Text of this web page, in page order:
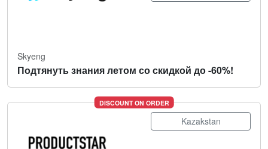
Skyeng
Подтянуть знания летом со скидкой до -60%!
DISCOUNT ON ORDER
Kazakstan